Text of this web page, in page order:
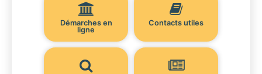
Démarches en
ligne
Contacts utiles